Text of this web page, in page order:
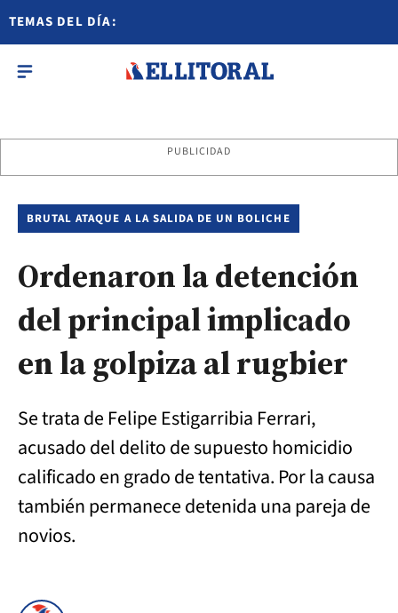
TEMAS DEL DÍA:
PUBLICIDAD
BRUTAL ATAQUE A LA SALIDA DE UN BOLICHE
Ordenaron la detención
del principal implicado
en la golpiza al rugbier
Se trata de Felipe Estigarribia Ferrari,
acusado del delito de supuesto homicidio
calificado en grado de tentativa. Por la causa
también permanece detenida una pareja de
novios.